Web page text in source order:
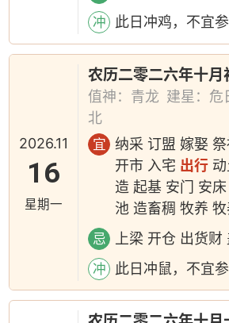
冲 此日冲鸡，不宜
2026.11
16
星期一
农历二零二六年十月
值神：青龙 建星：危
北
宜
纳采 订盟 嫁娶
开市 入宅 出行
造 起基 安门 安
池 造畜稠 牧养 牧
忌 上梁 开仓 出货
冲 此日冲鼠，不宜